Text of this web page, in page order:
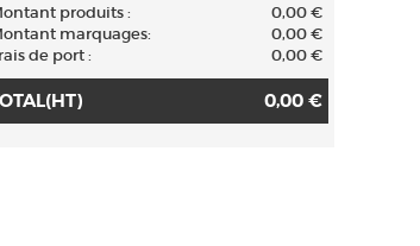
produits :
0,00 €
marquages:
0,00 €
de port :
0,00 €
0,00 €